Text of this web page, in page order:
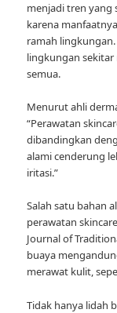
menjadi tren yang
karena
ramah
lingkungan
semua.
Menurut ahli
“Perawatan
dibandingkan
alami cenderung
iritasi.”
Salah satu bahan
perawatan
Journal of
buaya
merawat kulit,
Tidak hanya lidah